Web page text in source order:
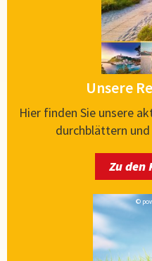
Unsere
Hier finden Sie unsere
durchblättern
Zu den
©